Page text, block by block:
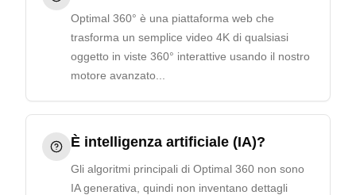
Optimal 360° è una piattaforma web che
trasforma un semplice video 4K di qualsiasi
oggetto in viste 360° interattive usando il nostro
motore avanzato...
È intelligenza artificiale (IA)?
Gli algoritmi principali di Optimal 360 non sono
IA generativa, quindi non inventano dettagli